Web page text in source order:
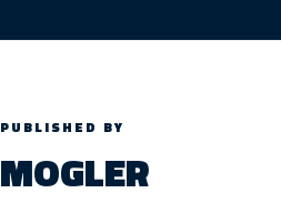
PUBLISHED BY
MOGLER